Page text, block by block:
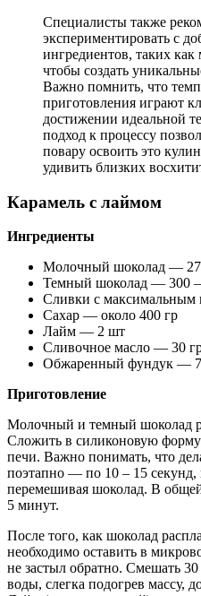
Специалисты также
экспериментировать с
ингредиентов, таких как
чтобы создать
Важно помнить, что
приготовления играют
достижении идеальной
подход к процессу
повару освоить это
удивить близких
Карамель с лаймом
Ингредиенты
Молочный шоколад —
Темный шоколад — 300 –
Сливки с
Сахар — около 400 гр
Лайм — 2 шт
Сливочное масло — 30
Обжаренный фундук —
Приготовление
Молочный и темный шоколад
Сложить в силиконовую
печи. Важно понимать, что
поэтапно — по 10 – 15 секунд,
перемешивая шоколад. В
5 минут.
После того, как шоколад
необходимо оставить в
не застыл обратно. Смешать
воды, слегка подогрев массу,